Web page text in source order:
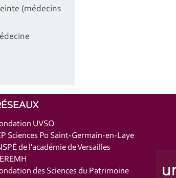
(médecins
UVSQ
Sciences Po Saint-Germain-en-Laye
de l'académie de Versailles
des Sciences du Patrimoine